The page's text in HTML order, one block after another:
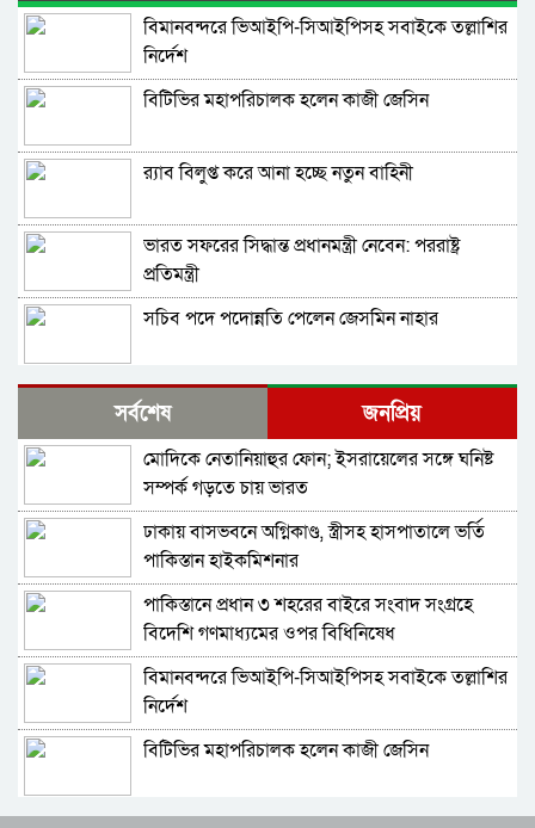
বিমানবন্দরে ভিআইপি-সিআইপিসহ সবাইকে তল্লাশির
নির্দেশ
বিটিভির মহাপরিচালক হলেন কাজী জেসিন
র‍্যাব বিলুপ্ত করে আনা হচ্ছে নতুন বাহিনী
ভারত সফরের সিদ্ধান্ত প্রধানমন্ত্রী নেবেন: পররাষ্ট্র
প্রতিমন্ত্রী
সচিব পদে পদোন্নতি পেলেন জেসমিন নাহার
পুলিশের ৭ কর্মকর্তাকে বদলি
পাইপলাইনের মাধ্যমে ভারত থেকে আরও বেশি
ডিজেল চেয়েছি: জ্বালানিমন্ত্রী
যথাযোগ্য মর্যাদায় সিলেটে জুলাই গণঅভ্যুত্থান দিবস
পালিত
গাজীপুর-৫ আসনের সাবেক এমপি আখতারুজ্জামান
গ্রেপ্তার
শেখ হাসিনাকে কথা বলতে দেওয়া দুই দেশের
সম্পর্কের জন্য ক্ষতিকর: পররাষ্ট্র মন্ত্রণালয়
শেখ হাসিনার বক্তব্য প্রচারে নিষেধাজ্ঞার যৌক্তিকতা
সর্বশেষ জনপ্রিয়
মোদিকে নেতানিয়াহুর ফোন; ইসরায়েলের সঙ্গে ঘনিষ্ট
সম্পর্ক গড়তে চায় ভারত
ঢাকায় বাসভবনে অগ্নিকাণ্ড, স্ত্রীসহ হাসপাতালে ভর্তি
পাকিস্তান হাইকমিশনার
পাকিস্তানে প্রধান ৩ শহরের বাইরে সংবাদ সংগ্রহে
বিদেশি গণমাধ্যমের ওপর বিধিনিষেধ
বিমানবন্দরে ভিআইপি-সিআইপিসহ সবাইকে তল্লাশির
নির্দেশ
বিটিভির মহাপরিচালক হলেন কাজী জেসিন